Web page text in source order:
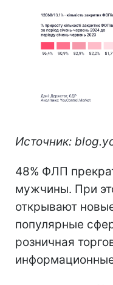
Источник:
48% ФЛП
мужчины. При
открывают
популярные
розничная